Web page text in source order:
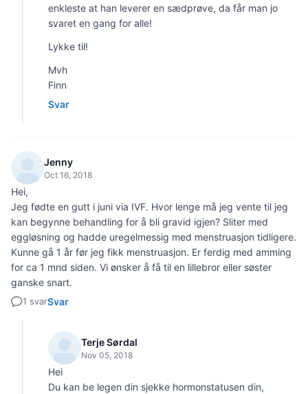
enkleste at han leverer en sædprøve, da får man jo
svaret en gang for alle!
Lykke til!
Mvh
Finn
Svar
Jenny
Oct 16, 2018
Hei,
Jeg fødte en gutt i juni via IVF. Hvor lenge må jeg vente til jeg
kan begynne behandling for å bli gravid igjen? Sliter med
eggløsning og hadde uregelmessig med menstruasjon tidligere.
Kunne gå 1 år før jeg fikk menstruasjon. Er ferdig med amming
for ca 1 mnd siden. Vi ønsker å få til en lillebror eller søster
ganske snart.
1 svarSvar
Terje Sørdal
Nov 05, 2018
Hei
Du kan be legen din sjekke hormonstatusen din,